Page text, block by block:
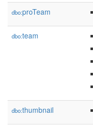
dbo:proTeam
dbo:team
dbo:thumbnail